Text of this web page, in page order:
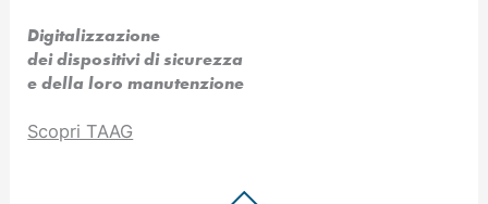
Digitalizzazione
dei dispositivi di sicurezza
e della loro manutenzione
Scopri TAAG